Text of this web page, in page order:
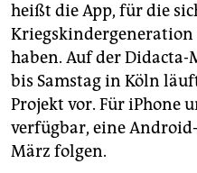
heißt die App, für die
haben. Auf der Didacta-
bis Samstag in Köln
Projekt vor. Für iPhone
verfügbar, eine
März folgen.